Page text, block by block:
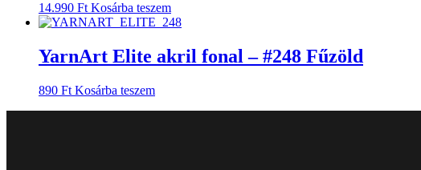
14.990 Ft Kosárba teszem
YarnArt Elite akril fonal – #248 Fűzöld
890 Ft Kosárba teszem